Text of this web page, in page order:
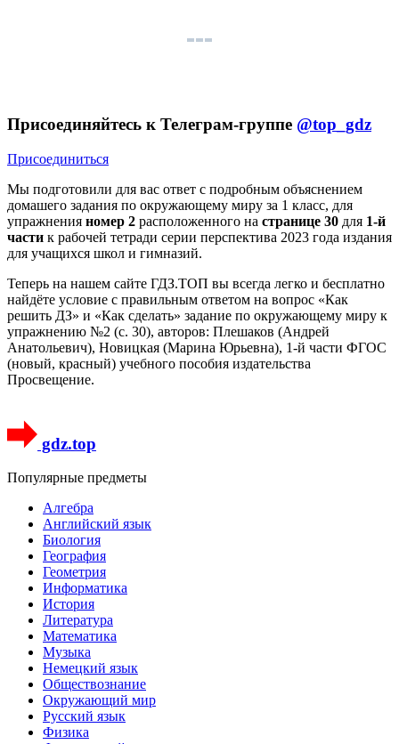
Присоединяйтесь к Телеграм-группе @top_gdz
Присоединиться
Мы подготовили для вас ответ c подробным объяснением
домашего задания по окружающему миру за 1 класс, для
упражнения номер 2 расположенного на странице 30 для 1-й
части к рабочей тетради серии перспектива 2023 года издания
для учащихся школ и гимназий.
Теперь на нашем сайте ГДЗ.ТОП вы всегда легко и бесплатно
найдёте условие с правильным ответом на вопрос «Как
решить ДЗ» и «Как сделать» задание по окружающему миру к
упражнению №2 (с. 30), авторов: Плешаков (Андрей
Анатольевич), Новицкая (Марина Юрьевна), 1-й части ФГОС
(новый, красный) учебного пособия издательства
Просвещение.
gdz.top
Популярные предметы
Алгебра
Английский язык
Биология
География
Геометрия
Информатика
История
Литература
Математика
Музыка
Немецкий язык
Обществознание
Окружающий мир
Русский язык
Физика